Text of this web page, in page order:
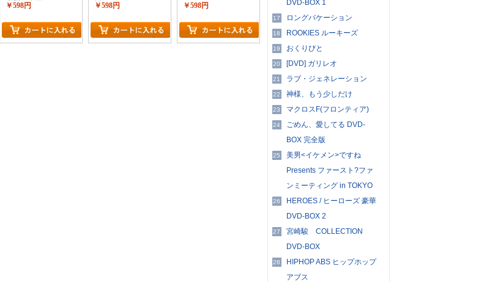
￥598円
￥598円
￥598円
DVD-BOX 1
17 ロングバケーション
18 ROOKIES ルーキーズ
19 おくりびと
20 [DVD] ガリレオ
21 ラブ・ジェネレーション
22 神様、もう少しだけ
23 マクロスF(フロンティア)
24
ごめん、愛してる DVD-
BOX 完全版
25
美男<イケメン>ですね
Presents ファースト?ファ
ンミーティング in TOKYO
26
HEROES / ヒーローズ 豪華
DVD-BOX 2
27
宮崎駿 COLLECTION
DVD-BOX
28
HIPHOP ABS ヒップホップ
アブス